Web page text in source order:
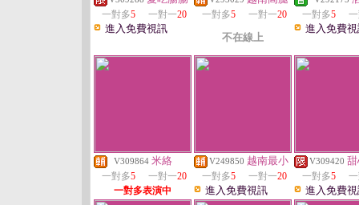
一對多5 一對一20
進入免費視訊
一對多5 一對一20
不在線上
一對多5
進入免費
V309864 米絡
一對多5 一對一20
一對多表演中
V249850 越南最小
一對多5 一對一20
進入免費視訊
V309420
一對多5
進入免費